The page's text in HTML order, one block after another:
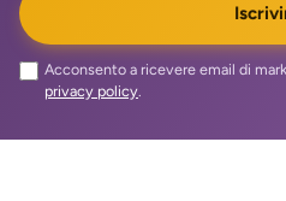
Acconsento a ricevere email di
privacy policy.